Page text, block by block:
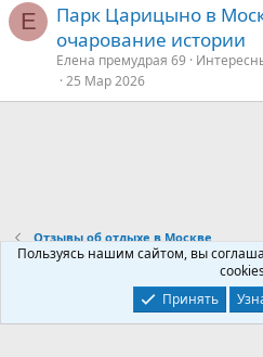
Е
Парк Царицыно в
очарование истории
Елена премудрая 69
25 Мар 2026
Отзывы об отдыхе в Москве
Условия и правила
Главная
R
Пользуясь нашим сайтом, вы
Принять